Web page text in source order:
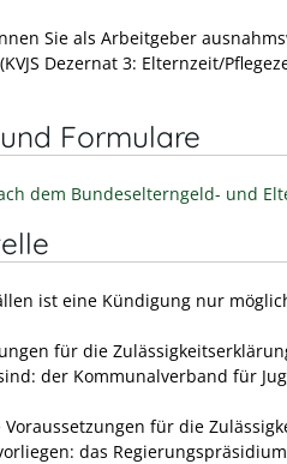
Sie als Arbeitgeber
Dezernat 3: Elternzeit/
Formulare
dem Bundeselterngeld- und
ist eine Kündigung nur
für die
der Kommunalverband für
für die
das